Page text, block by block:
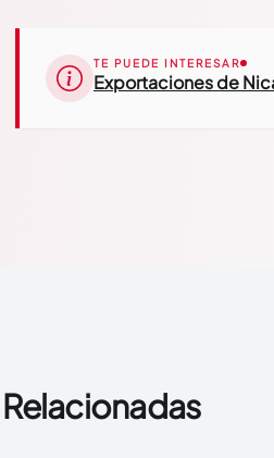
TE PUEDE INTERESAR
Exportaciones de